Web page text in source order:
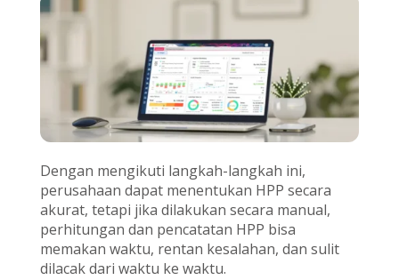
Dengan mengikuti langkah-langkah ini,
perusahaan dapat menentukan HPP secara
akurat, tetapi jika dilakukan secara manual,
perhitungan dan pencatatan HPP bisa
memakan waktu, rentan kesalahan, dan sulit
dilacak dari waktu ke waktu.